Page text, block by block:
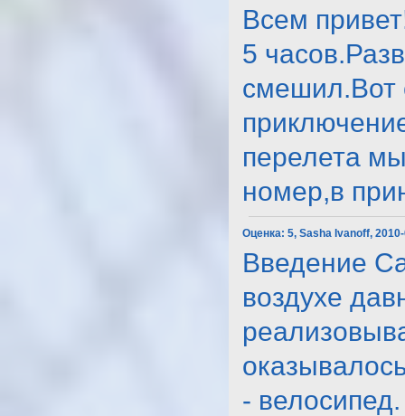
Всем
5
смешил.Вот
перелета
номер,в
Оценка:5, Sasha Ivanoff,
Введение
воздухе
-